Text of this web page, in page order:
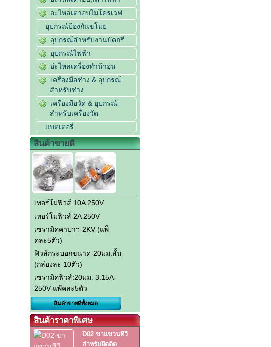
อะไหล่่เตาอบไมโครเวฟ
อุปกรณ์ป้องกันขโมย
อุปกรณ์สำหรับงานบัดกรี
อุปกรณ์ไฟฟ้า
อ่ะไหล่เครื่องทำน้าอุ่น
เครื่องมือช่าง & อุปกรณ์
สำหรับช่าง
เครื่องมือวัด & อุปกรณ์
สำหรับเครื่องวัด
แบตเตอรี่
สินค้าขายดี
เทอร์โมฟิวส์ 10A 250V
เทอร์โมฟิวส์ 2A 250V
เซรามิคคาปาฯ-2KV (แพ็
คละ5ตัว)
ฟิวส์กระบอกขนาด-20มม.สั้น
(กล่องละ 10ตัว)
เซรามิคฟิวส์:20มม. 3.15A-
250V-แพ๊คละ5ตัว
สินค้าขายดีทั้งหมด
สินค้าราคาพิเศษ
D02 ขาแขวนทีวี
สำหรับยึดติด